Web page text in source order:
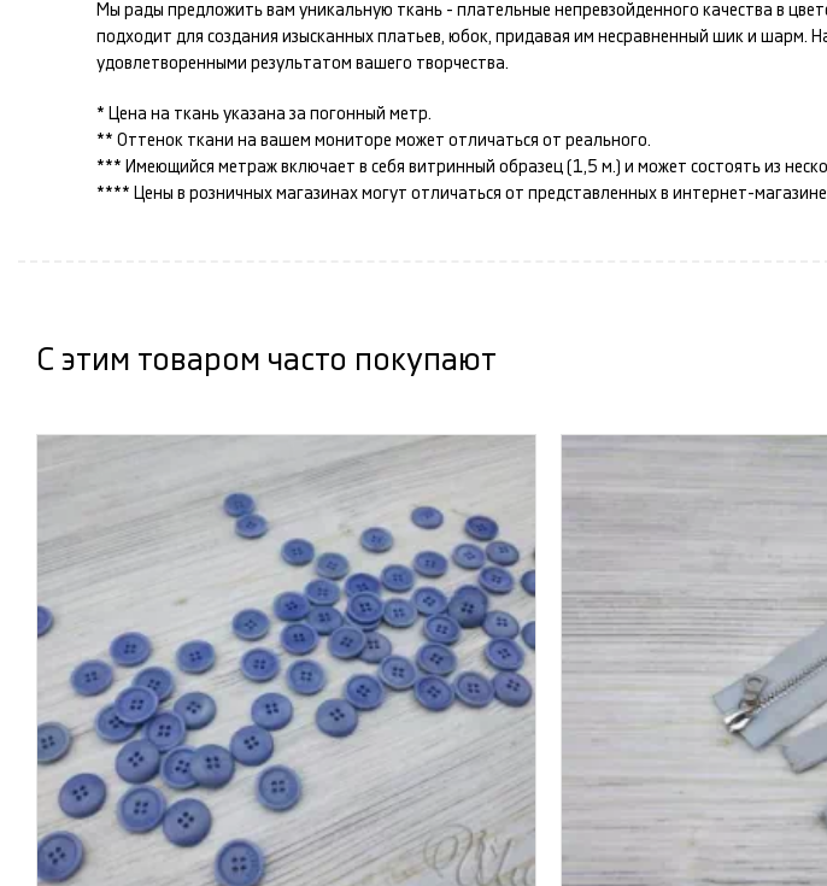
Мы рады предложить вам уникальную ткань - плательные непревзойденного качества в
подходит для создания изысканных платьев, юбок, придавая им несравненный шик и шарм.
удовлетворенными результатом вашего творчества.
* Цена на ткань указана за погонный метр.
** Оттенок ткани на вашем мониторе может отличаться от реального.
*** Имеющийся метраж включает в себя витринный образец (1,5 м.) и может состоять из
**** Цены в розничных магазинах могут отличаться от представленных в интернет-
С этим товаром часто покупают